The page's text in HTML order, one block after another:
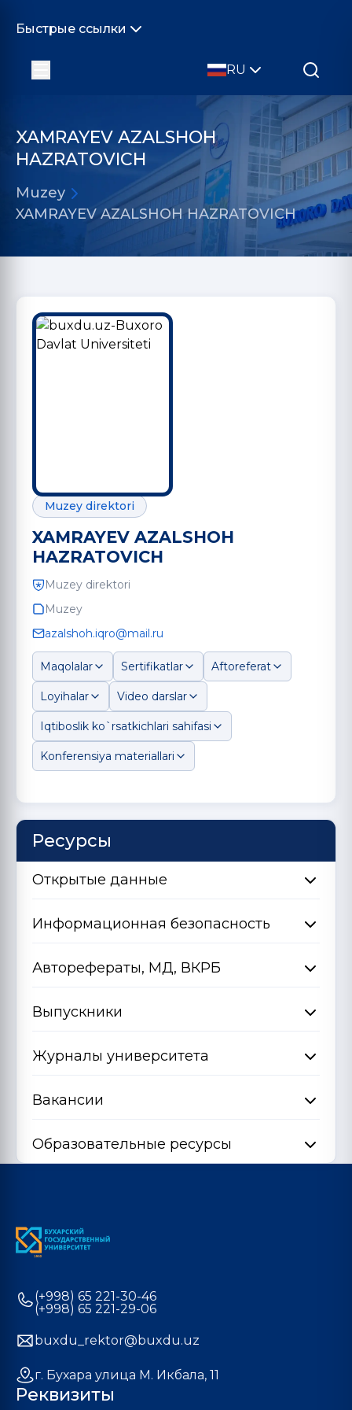
Быстрые ссылки
RU
XAMRAYEV AZALSHOH
HAZRATOVICH
Muzey
XAMRAYEV AZALSHOH HAZRATOVICH
Muzey direktori
XAMRAYEV AZALSHOH
HAZRATOVICH
Muzey direktori
Muzey
azalshoh.iqro@mail.ru
Maqolalar Sertifikatlar Aftoreferat
Loyihalar Video darslar
Iqtiboslik ko`rsatkichlari sahifasi
Konferensiya materiallari
Ресурсы
Открытые данные
Информационная безопасность
Авторефераты, МД, ВКРБ
Выпускники
Журналы университета
Вакансии
Образовательные ресурсы
(+998) 65 221-30-46
(+998) 65 221-29-06
buxdu_rektor@buxdu.uz
г. Бухара улица М. Икбала, 11
Реквизиты